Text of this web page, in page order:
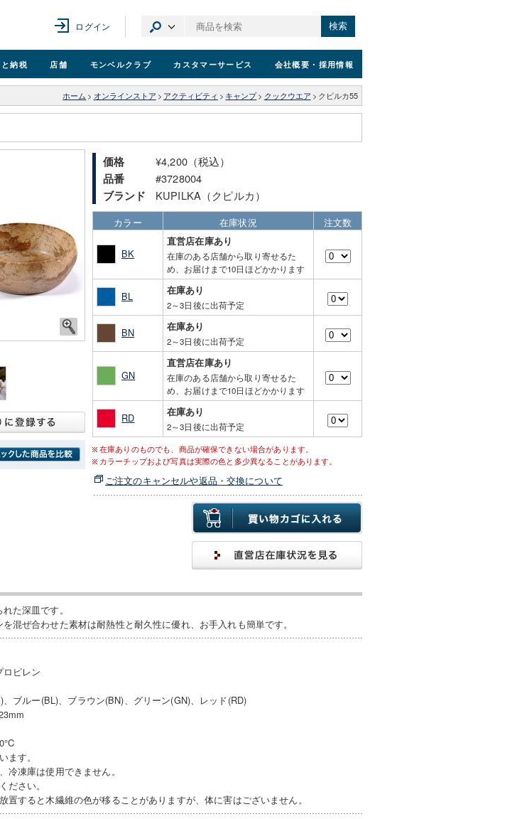
ログイン 検索
納税 店舗 モンベルクラブ カスタマーサービス 会社概要 ・採用情報
ホーム > オンラインストア > アクティビティ > キャンプ> クックウエア > クピルカ55
価格 ¥4,200（税込）
品番 #3728004
ブランド KUPILKA（クピルカ）
カラー 在庫状況 注文数
BK
直営店在庫あり
在庫のある店舗から取り寄せるた
め、お届けまで10日ほどかかります
BL 在庫あり
2～3日後に出荷予定
BN 在庫あり
2～3日後に出荷予定
GN
直営店在庫あり
在庫のある店舗から取り寄せるた
め、お届けまで10日ほどかかります
RD 在庫あり
2～3日後に出荷予定
在庫ありのものでも、商品が確保できない場合があります。
カラーチップおよび写真は実際の色と多少異なることがあります。
ご注文のキャンセルや返品・交換について
た深皿です。
混ぜ合わせた素材は耐熱性と耐久性に優れ、お手入れも簡単です。
ロピレン
、ブルー(BL)、ブラウン(BN)、グリーン(GN)、レッド(RD)
ます。
冷凍庫は使用できません。
ださい。
置すると木繊維の色が移ることがありますが、体に害はございません。